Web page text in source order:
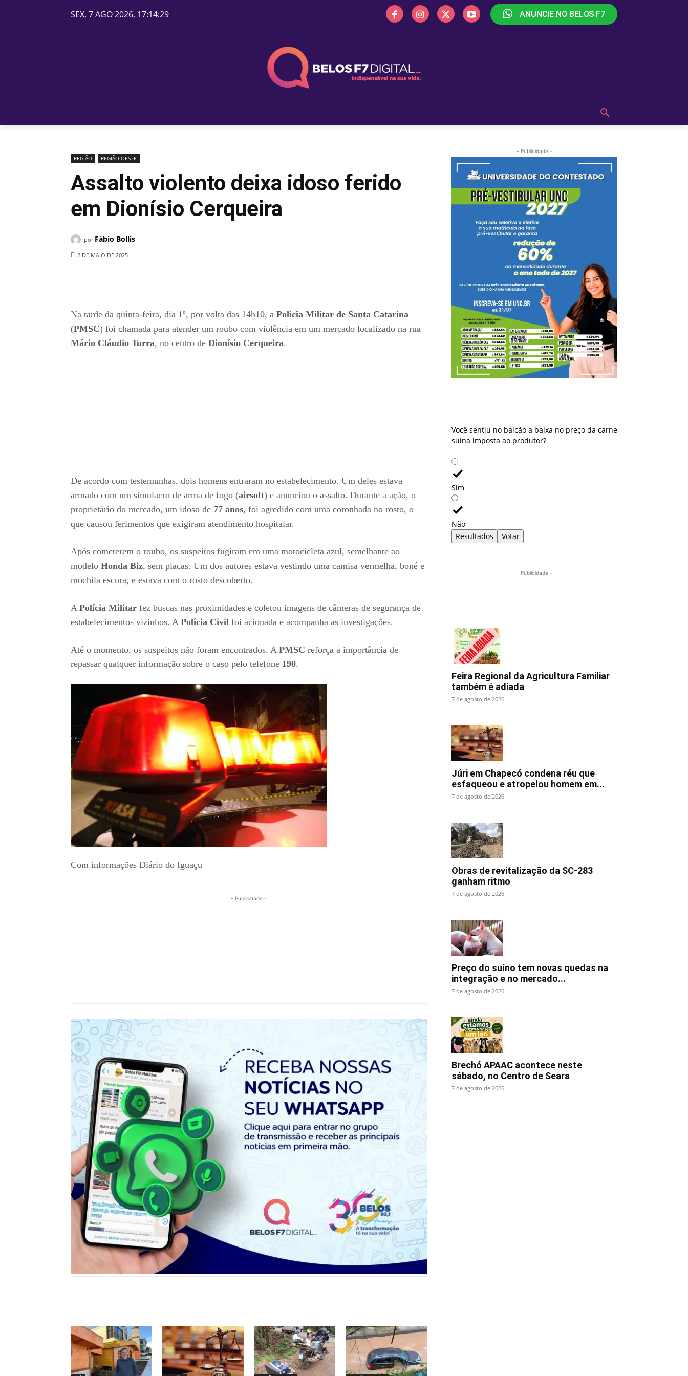
SEX, 7 AGO 2026, 17:14:29 ANUNCIE NO BELOS F7
REGIÃO REGIÃO OESTE
Assalto violento deixa idoso ferido
em Dionísio Cerqueira
por Fábio Bollis
2 DE MAIO DE 2025
Na tarde da quinta-feira, dia 1º, por volta das 14h10, a Polícia Militar de Santa Catarina
(PMSC) foi chamada para atender um roubo com violência em um mercado localizado na rua
Mário Cláudio Turra, no centro de Dionísio Cerqueira.
De acordo com testemunhas, dois homens entraram no estabelecimento. Um deles estava
armado com um simulacro de arma de fogo (airsoft) e anunciou o assalto. Durante a ação, o
proprietário do mercado, um idoso de 77 anos, foi agredido com uma coronhada no rosto, o
que causou ferimentos que exigiram atendimento hospitalar.
Após cometerem o roubo, os suspeitos fugiram em uma motocicleta azul, semelhante ao
modelo Honda Biz, sem placas. Um dos autores estava vestindo uma camisa vermelha, boné e
mochila escura, e estava com o rosto descoberto.
A Polícia Militar fez buscas nas proximidades e coletou imagens de câmeras de segurança de
estabelecimentos vizinhos. A Polícia Civil foi acionada e acompanha as investigações.
Até o momento, os suspeitos não foram encontrados. A PMSC reforça a importância de
repassar qualquer informação sobre o caso pelo telefone 190.
Com informações Diário do Iguaçu
- Publicidade -
- Publicidade -
Você sentiu no balcão a baixa no preço da carne
suína imposta ao produtor?
Sim
Não
Resultados
Votar
- Publicidade -
Feira Regional da Agricultura Familiar
também é adiada
7 de agosto de 2026
Júri em Chapecó condena réu que
esfaqueou e atropelou homem em...
7 de agosto de 2026
Obras de revitalização da SC-283
ganham ritmo
7 de agosto de 2026
Preço do suíno tem novas quedas na
integração e no mercado...
7 de agosto de 2026
Brechó APAAC acontece neste
sábado, no Centro de Seara
7 de agosto de 2026